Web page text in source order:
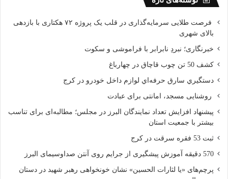
فرصت طلایی سرمایه‌گذاری در قلب یک پروژه ۷۲ هکتاری با بازدهی
بالای شهری
خبرنگاری؛ نبردِ نابرابر با فراموشی و سکوت
کشف 50 تن چوب قاچاق در چهارباغ
دستگيري سارق حرفه‌اي لوازم داخل خودرو در کرج
روشنایی مسجد، امانتی برای عبادت
پیشنهاد افزایش تعداد نمایندگان البرز در مجلس؛ مطالبه‌ای برای تناسب
بیشتر با جمعیت استان
ثبت 53 فقره سرقت در کرج
570 دقیقه آموزش پیشگیری از جرایم روی آنتن صداوسیمای البرز
پرچم‌های «یا لثارات الحسین» نشان خونخواهی رهبر شهید در دستان